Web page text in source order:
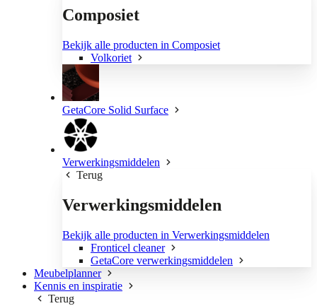
Composiet
Bekijk alle producten in Composiet
Volkoriet
GetaCore Solid Surface
Verwerkingsmiddelen
Terug
Verwerkingsmiddelen
Bekijk alle producten in Verwerkingsmiddelen
Fronticel cleaner
GetaCore verwerkingsmiddelen
Meubelplanner
Kennis en inspiratie
Terug